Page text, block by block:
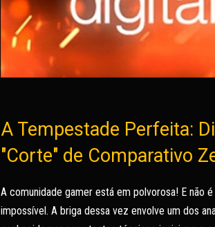
A Tempestade Perfeita:
"Corte" de Comparativo
A comunidade gamer está em polvorosa! E não
impossível. A briga dessa vez envolve um dos